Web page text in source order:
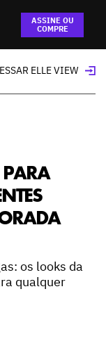
ASSINE OU
COMPRE
em
ELLE VIEW
os looks da
qualquer